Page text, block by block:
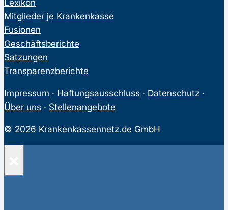
Mitglieder je Krankenkasse
Fusionen
Geschäftsberichte
Satzungen
Transparenzberichte
Impressum · Haftungsausschluss · Datenschutz ·
Über uns · Stellenangebote
© 2026 Krankenkassennetz.de GmbH